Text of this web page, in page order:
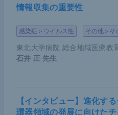
情報収集の重要性
感染症＞ウイルス性 その他＞そ
東北大学病院 総合地域医療教
石井 正 先生
【インタビュー】進化す
環器領域の発展に向けた